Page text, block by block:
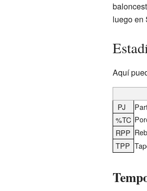
luego en
Aquí
PJ
%TC
RPP
TPP